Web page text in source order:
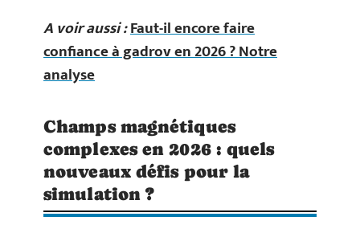
A voir aussi :Faut-il encore faire
confiance à gadrov en 2026 ? Notre
analyse
Champs magnétiques
complexes en 2026 : quels
nouveaux défis pour la
simulation ?